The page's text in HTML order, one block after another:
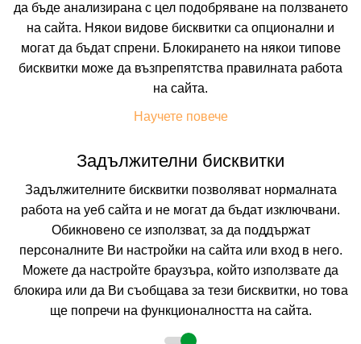
АНТАРЕС СИТИ СОЗОПОЛ
СОЗОПОЛ, БУРГАС, БЪЛГАРИЯ
(от 0 мнения на клиенти)
цена от44.22 лв. /22.61 €
На изплащане с
Пълно описание на хотела
КАЛКУЛИРАЙ ЦЕНА
наст. 15.05-09.07; 23.08-30.09;
да бъде анализирана с цел подобряване на ползването
на сайта. Някои видове бисквитки са опционални и
могат да бъдат спрени. Блокирането на някои типове
бисквитки може да възпрепятства правилната работа
на сайта.
Научете повече
Задължителни бисквитки
Задължителните бисквитки позволяват нормалната
работа на уеб сайта и не могат да бъдат изключвани.
Обикновено се използват, за да поддържат
персоналните Ви настройки на сайта или вход в него.
Можете да настройте браузъра, който използвате да
блокира или да Ви съобщава за тези бисквитки, но това
ще попречи на функционалността на сайта.